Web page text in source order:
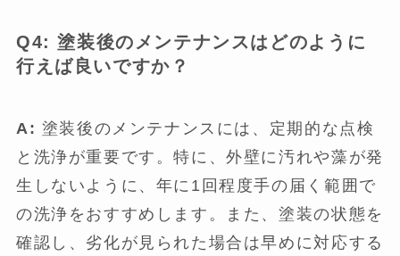
Q4: 塗装後のメンテナンスはどのように
行えば良いですか？
A: 塗装後のメンテナンスには、定期的な点検
と洗浄が重要です。特に、外壁に汚れや藻が発
生しないように、年に1回程度手の届く範囲で
の洗浄をおすすめします。また、塗装の状態を
確認し、劣化が見られた場合は早めに対応する